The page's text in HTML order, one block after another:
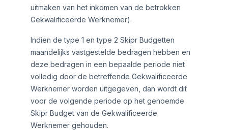
uitmaken van het inkomen van de betrokken
Gekwalificeerde Werknemer).
Indien de type 1 en type 2 Skipr Budgetten
maandelijks vastgestelde bedragen hebben en
deze bedragen in een bepaalde periode niet
volledig door de betreffende Gekwalificeerde
Werknemer worden uitgegeven, dan wordt dit
voor de volgende periode op het genoemde
Skipr Budget van de Gekwalificeerde
Werknemer gehouden.